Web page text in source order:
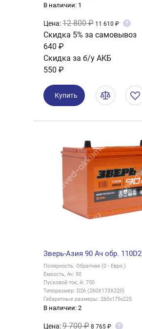
В наличии: 1
Цена:12 800 ₽ 11 610 ₽ ?
Скидка 5% за самовывоз
640 ₽
Скидка за б/у АКБ
550 ₽
Купить
Зверь-Азия 90 Ач обр.
Полярность: Обратная (0 - Евро.)
Емкость, Ач: 90
Пусковой ток, А: 750
Типоразмер: D26 (260X173X220)
Габаритные размеры: 260x175x225
В наличии: 2
Цена:9 700 ₽ 8 765 ₽ ?